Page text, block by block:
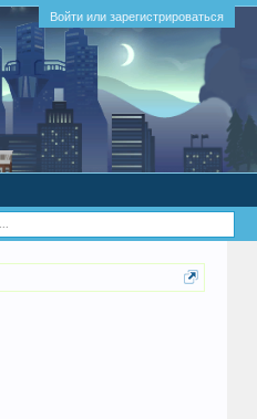
Войти или зарегистрироваться